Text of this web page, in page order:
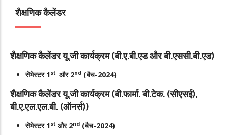
शैक्षणिक कैलेंडर
शैक्षणिक कैलेंडर यू.जी कार्यक्रम (बी.ए.बी.एड और बी.एससी.बी.एड)
सेमेस्टर 1st और 2nd (बैच-2024)
शैक्षणिक कैलेंडर यू.जी कार्यक्रम (बी.फार्मा. बी.टेक. (सीएसई),
बी.ए.एल.एल.बी. (ऑनर्स))
सेमेस्टर 1st और 2nd (बैच-2024)